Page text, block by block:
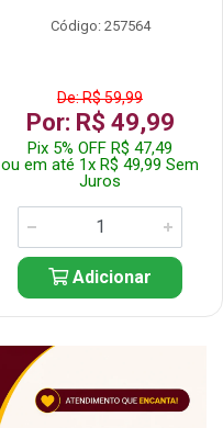
Código: 257564
De: R$ 59,99
Por: R$ 49,99
Pix 5% OFF R$ 47,49
ou em até 1x R$ 49,99 Sem
Juros
Adicionar